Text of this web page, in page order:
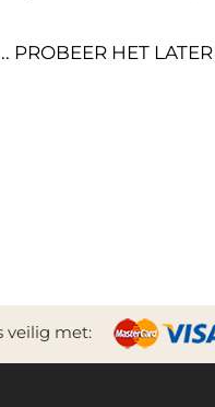
PROBEER HET
veilig met: